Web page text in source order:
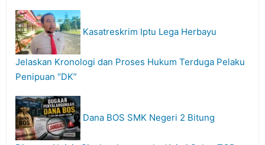
Kasatreskrim Iptu Lega Herbayu
Jelaskan Kronologi dan Proses Hukum Terduga Pelaku
Penipuan “DK”
Dana BOS SMK Negeri 2 Bitung